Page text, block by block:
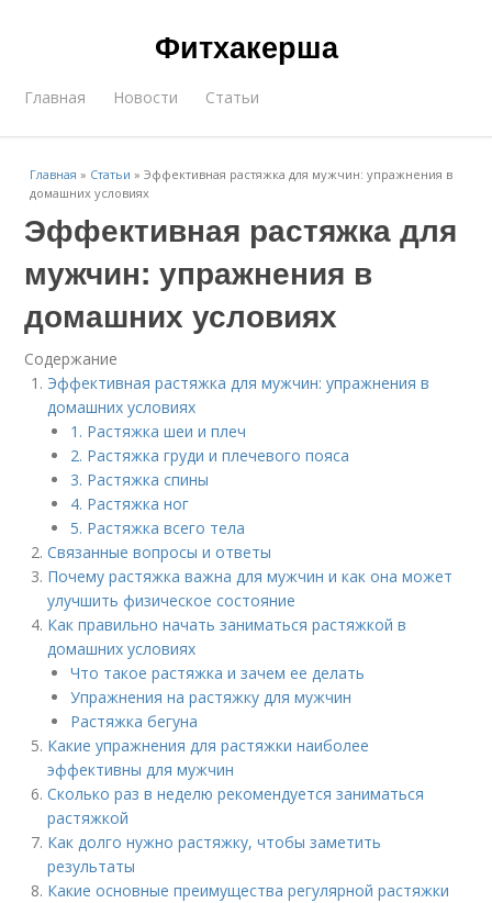
Фитхакерша
Главная Новости Статьи
Главная » Статьи »Эффективная растяжка для мужчин: упражнения в
домашних условиях
Эффективная растяжка для
мужчин: упражнения в
домашних условиях
Содержание
Эффективная растяжка для мужчин: упражнения в
домашних условиях
1. Растяжка шеи и плеч
2. Растяжка груди и плечевого пояса
3. Растяжка спины
4. Растяжка ног
5. Растяжка всего тела
Связанные вопросы и ответы
Почему растяжка важна для мужчин и как она может
улучшить физическое состояние
Как правильно начать заниматься растяжкой в
домашних условиях
Что такое растяжка и зачем ее делать
Упражнения на растяжку для мужчин
Растяжка бегуна
Какие упражнения для растяжки наиболее
эффективны для мужчин
Сколько раз в неделю рекомендуется заниматься
растяжкой
Как долго нужно растяжку, чтобы заметить
результаты
Какие основные преимущества регулярной растяжки